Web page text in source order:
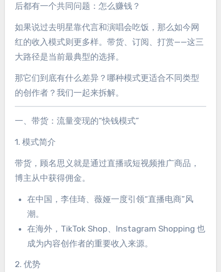
后都有一个共同问题：怎么赚钱？
如果说过去明星靠代言和演唱会吃饭，那么如今网
红的收入模式则更多样。带货、订阅、打赏——这三
大路径是当前最典型的选择。
那它们到底有什么差异？哪种模式更适合不同类型
的创作者？我们一起来拆解。
一、带货：流量变现的“快钱模式”
1. 模式简介
带货，顾名思义就是通过直播或短视频推广商品，
博主从中获得佣金。
在中国，李佳琦、薇娅一度引领“直播电商”风
潮。
在海外，TikTok Shop、Instagram Shopping 也
成为内容创作者的重要收入来源。
2. 优势